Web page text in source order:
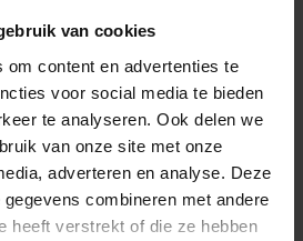
van cookies
om content en advertenties te
voor social media te bieden
te analyseren. Ook delen we
van onze site met onze
adverteren en analyse. Deze
combineren met andere
heeft verstrekt of die ze hebben
Veter
Leder, Textiel
Textiel
Kunststof